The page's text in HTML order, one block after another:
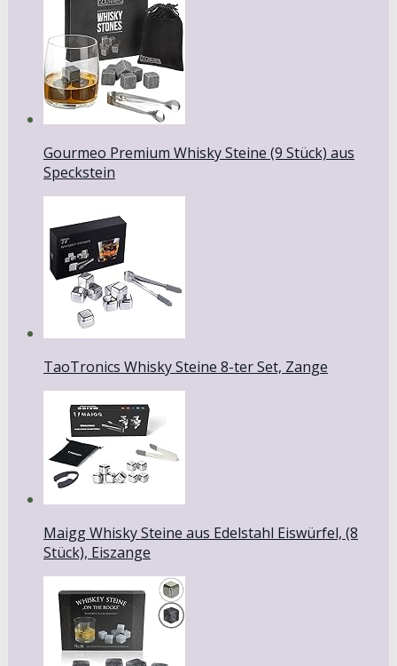
Gourmeo Premium Whisky Steine (9 Stück) aus
Speckstein
TaoTronics Whisky Steine 8-ter Set, Zange
Maigg Whisky Steine aus Edelstahl Eiswürfel, (8
Stück), Eiszange